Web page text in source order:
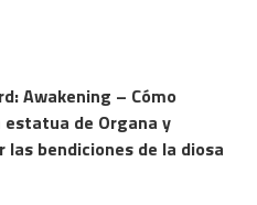
Awakening – Cómo
de Organa y
las bendiciones de la diosa